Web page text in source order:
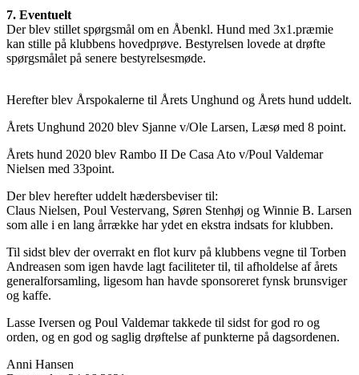
7. Eventuelt
Der blev stillet spørgsmål om en Åbenkl. Hund med 3x1.præmie
kan stille på klubbens hovedprøve. Bestyrelsen lovede at drøfte
spørgsmålet på senere bestyrelsesmøde.
Herefter blev Årspokalerne til Årets Unghund og Årets hund uddelt.
Årets Unghund 2020 blev Sjanne v/Ole Larsen, Læsø med 8 point.
Årets hund 2020 blev Rambo II De Casa Ato v/Poul Valdemar
Nielsen med 33point.
Der blev herefter uddelt hædersbeviser til:
Claus Nielsen, Poul Vestervang, Søren Stenhøj og Winnie B. Larsen
som alle i en lang årrække har ydet en ekstra indsats for klubben.
Til sidst blev der overrakt en flot kurv på klubbens vegne til Torben
Andreasen som igen havde lagt faciliteter til, til afholdelse af årets
generalforsamling, ligesom han havde sponsoreret fynsk brunsviger
og kaffe.
Lasse Iversen og Poul Valdemar takkede til sidst for god ro og
orden, og en god og saglig drøftelse af punkterne på dagsordenen.
Anni Hansen